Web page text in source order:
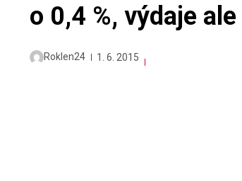
o 0,4 %, výdaje
Roklen24 1. 6. 2015